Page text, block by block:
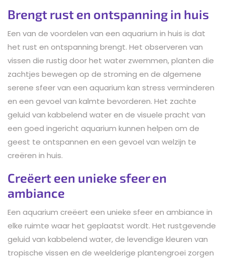
Brengt rust en ontspanning in huis
Een van de voordelen van een aquarium in huis is dat
het rust en ontspanning brengt. Het observeren van
vissen die rustig door het water zwemmen, planten die
zachtjes bewegen op de stroming en de algemene
serene sfeer van een aquarium kan stress verminderen
en een gevoel van kalmte bevorderen. Het zachte
geluid van kabbelend water en de visuele pracht van
een goed ingericht aquarium kunnen helpen om de
geest te ontspannen en een gevoel van welzijn te
creëren in huis.
Creëert een unieke sfeer en
ambiance
Een aquarium creëert een unieke sfeer en ambiance in
elke ruimte waar het geplaatst wordt. Het rustgevende
geluid van kabbelend water, de levendige kleuren van
tropische vissen en de weelderige plantengroei zorgen